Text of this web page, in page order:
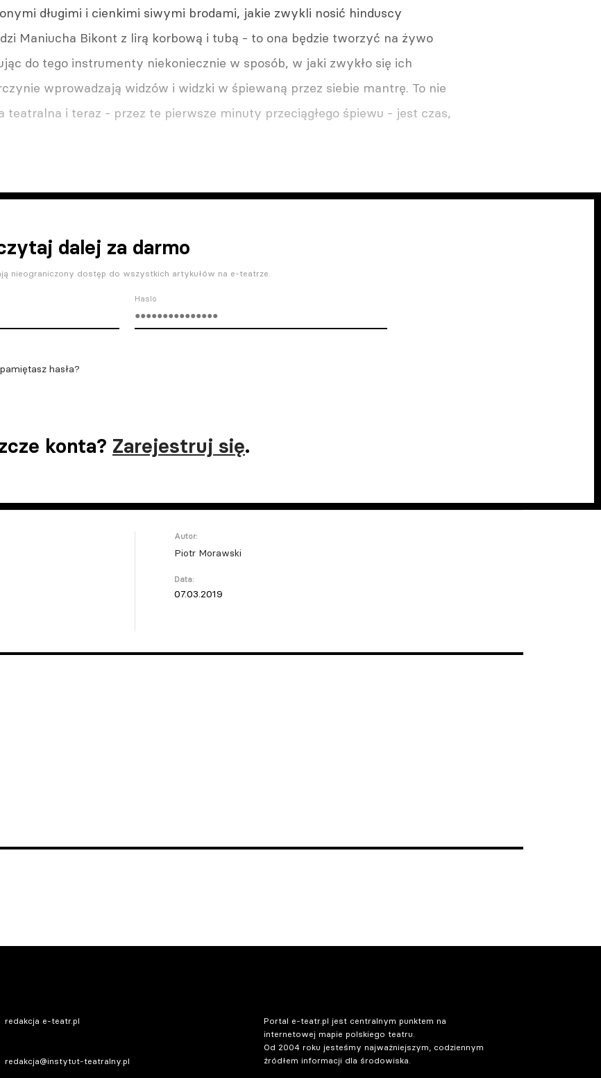
długimi i cienkimi siwymi brodami, jakie zwykli nosić hinduscy
Maniucha Bikont z lirą korbową i tubą - to ona będzie tworzyć na żywo
do tego instrumenty niekoniecznie w sposób, w jaki zwykło się ich
wprowadzają widzów i widzki w śpiewaną przez siebie mantrę. To nie
teatralna i teraz - przez te pierwsze minuty przeciągłego śpiewu - jest czas,
dalej za darmo
nieograniczony dostęp do wszystkich artykułów na e-teatrze.
Haslo
hasła?
konta? Zarejestruj się.
Autor:
Piotr Morawski
Data:
07.03.2019
redakcja e-teatr.pl
redakcja@instytut-teatralny.pl
Portal e-teatr.pl jest centralnym punktem na
internetowej mapie polskiego teatru.
Od 2004 roku jesteśmy najważniejszym, codziennym
źródłem informacji dla środowiska.